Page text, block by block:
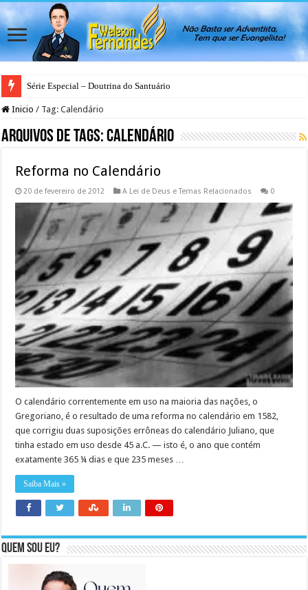
Série Especial – Doutrina do Santuário
Inicio / Tag:Calendário
Arquivos de Tags:Calendário
Reforma no Calendário
20 de fevereiro de 2012 A Lei de Deus e Temas Relacionados 0
O calendário correntemente em uso na maioria das nações, o
Gregoriano, é o resultado de uma reforma no calendário em 1582,
que corrigiu duas suposições errôneas do calendário Juliano, que
tinha estado em uso desde 45 a.C. — isto é, o ano que contém
exatamente 365 ¼ dias e que 235 meses …
Saiba Mais »
Quem sou eu?